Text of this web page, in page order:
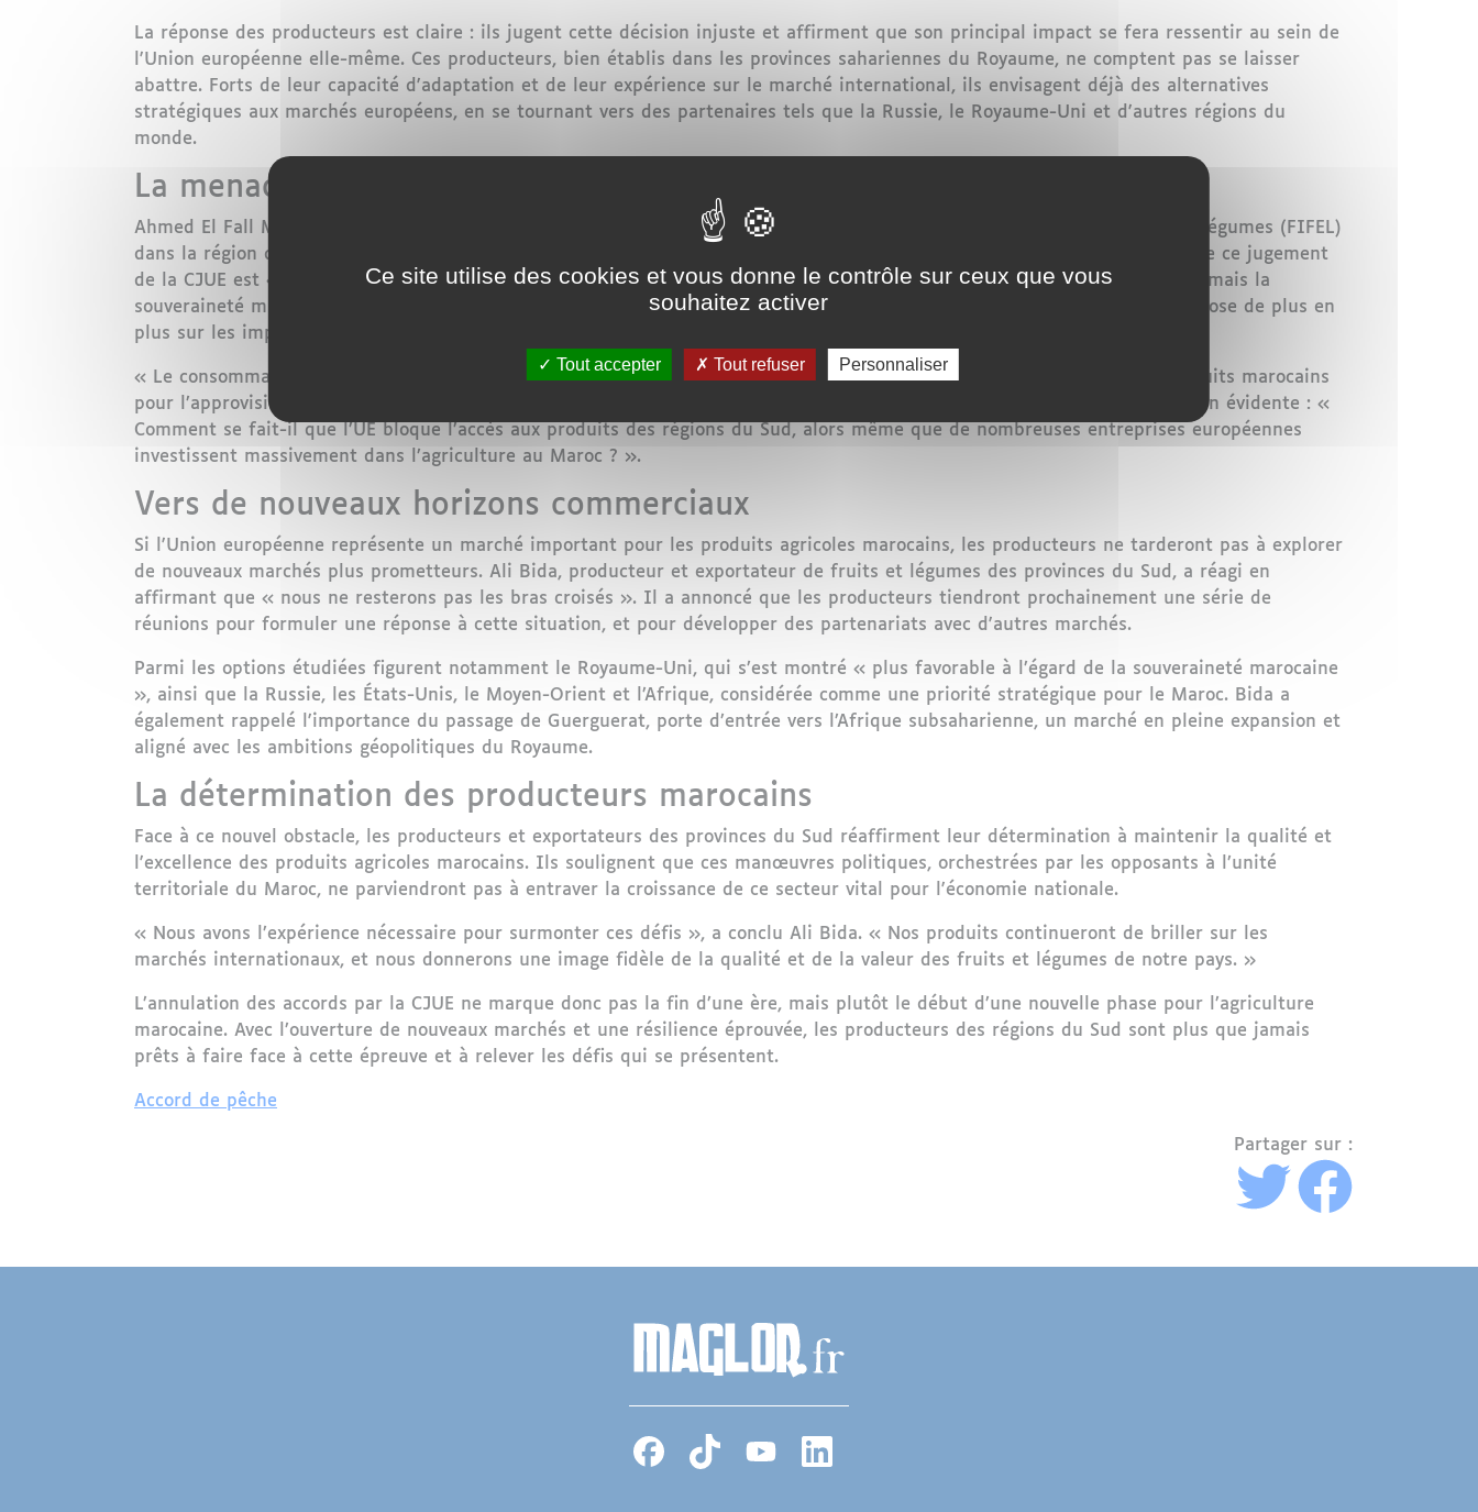
La réponse des producteurs est claire : ils jugent cette décision injuste et affirment que son principal impact se fera ressentir au sein de
l'Union européenne elle-même. Ces producteurs, bien établis dans les provinces sahariennes du Royaume, ne comptent pas se laisser
abattre. Forts de leur capacité d'adaptation et de leur expérience sur le marché international, ils envisagent déjà des alternatives
stratégiques aux marchés européens, en se tournant vers des partenaires tels que la Russie, le Royaume-Uni et d'autres régions du
monde.
La menace pour la sécurité alimentaire européenne
Ahmed El Fall Mohamed, représentant de la Fédération Interprofessionnelle de Production et d’Exportation des Fruits et Légumes (FIFEL)
dans la région de Dakhla-Oued Eddahab, a exprimé son mécontentement dans une déclaration à
. Il considère que ce jugement
de la CJUE est « partial » et déconnecté de la réalité, d’autant plus que de nombreux pays européens reconnaissent désormais la
souveraineté marocaine sur le Sahara. Pour lui, l’Union européenne est la première perdante de cette décision, car elle repose de plus en
plus sur les importations marocaines depuis la crise en Ukraine et la baisse de la production européenne.
« Le consommateur européen souffrira directement de cette décision », a déclaré El Fall, rappelant l’importance des produits marocains
pour l’approvisionnement en fruits et légumes de nombreux pays européens. Il a également mis en lumière la contradiction évidente : «
Comment se fait-il que l’UE bloque l’accès aux produits des régions du Sud, alors même que de nombreuses entreprises européennes
investissent massivement dans l’agriculture au Maroc ? ».
Vers de nouveaux horizons commerciaux
Si l'Union européenne représente un marché important pour les produits agricoles marocains, les producteurs ne tarderont pas à explorer
de nouveaux marchés plus prometteurs. Ali Bida, producteur et exportateur de fruits et légumes des provinces du Sud, a réagi en
affirmant que « nous ne resterons pas les bras croisés ». Il a annoncé que les producteurs tiendront prochainement une série de
réunions pour formuler une réponse à cette situation, et pour développer des partenariats avec d'autres marchés.
Parmi les options étudiées figurent notamment le Royaume-Uni, qui s’est montré « plus favorable à l’égard de la souveraineté marocaine
», ainsi que la Russie, les États-Unis, le Moyen-Orient et l’Afrique, considérée comme une priorité stratégique pour le Maroc. Bida a
également rappelé l'importance du passage de Guerguerat, porte d’entrée vers l’Afrique subsaharienne, un marché en pleine expansion et
aligné avec les ambitions géopolitiques du Royaume.
La détermination des producteurs marocains
Face à ce nouvel obstacle, les producteurs et exportateurs des provinces du Sud réaffirment leur détermination à maintenir la qualité et
l'excellence des produits agricoles marocains. Ils soulignent que ces manœuvres politiques, orchestrées par les opposants à l’unité
territoriale du Maroc, ne parviendront pas à entraver la croissance de ce secteur vital pour l'économie nationale.
« Nous avons l’expérience nécessaire pour surmonter ces défis », a conclu Ali Bida. « Nos produits continueront de briller sur les
marchés internationaux, et nous donnerons une image fidèle de la qualité et de la valeur des fruits et légumes de notre pays. »
L’annulation des accords par la CJUE ne marque donc pas la fin d’une ère, mais plutôt le début d’une nouvelle phase pour l’agriculture
marocaine. Avec l’ouverture de nouveaux marchés et une résilience éprouvée, les producteurs des régions du Sud sont plus que jamais
prêts à faire face à cette épreuve et à relever les défis qui se présentent.
Accord de pêche
Partager sur :
Ce site utilise des cookies et vous donne le contrôle sur ceux que vous
souhaitez activer
Tout accepter Tout refuser Personnaliser